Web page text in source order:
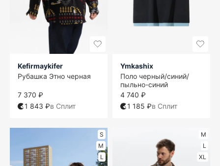
Kefirmaykifer
Рубашка Этно черная
7 370 ₽
1 843 ₽в Сплит
Ymkashix
Поло черный/синий/
пыльно-синий
4 740 ₽
1 185 ₽в Сплит
S
M
L
M
L
XL